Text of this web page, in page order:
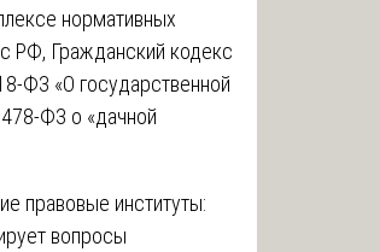
нормативных
РФ, Гражданский кодекс
ФЗ «О государственной
ФЗ о «дачной
правовые институты:
вопросы